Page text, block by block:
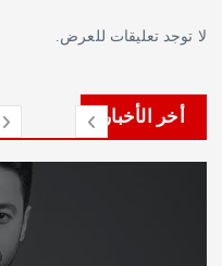
توجد تعليقات للعرض.
أخر الأخبار